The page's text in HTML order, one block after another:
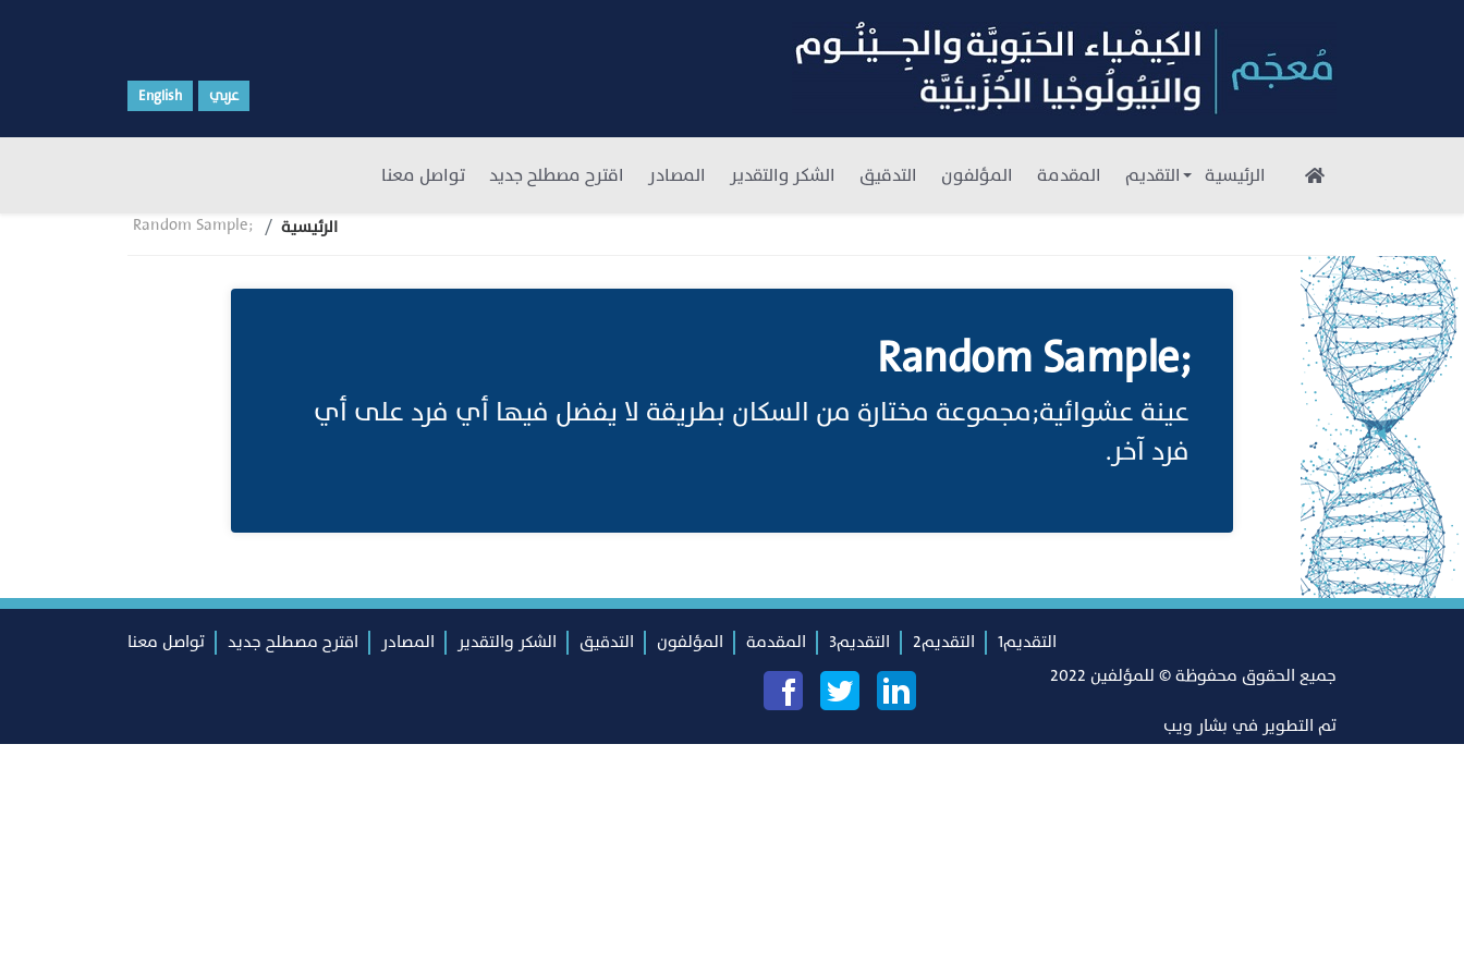
English عربي
التقديم المقدمة المؤلفون التدقيق الشكر والتقدير المصادر اقترح مصطلح جديد تواصل معنا
Random Sample; الرئيسية
Random Sample;
عينة عشوائية;مجموعة مختارة من السكان بطريقة لا يفضل فيها أي فرد على أي
فرد آخر.
التقديم1 التقديم2 التقديم3 المقدمة المؤلفون التدقيق الشكر والتقدير المصادر اقترح مصطلح جديد
تواصل معنا
جميع الحقوق محفوظة © للمؤلفين 2022
تم التطوير في بشار ويب